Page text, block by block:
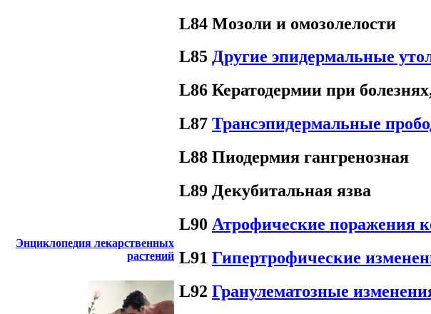
Энциклопедия лекарственных
растений
L84 Мозоли и омозолелости
L85 Другие эпидермальные
L86 Кератодермии при
L87 Трансэпидермальные
L88 Пиодермия гангренозная
L89 Декубитальная язва
L90 Атрофические поражения
L91 Гипертрофические
L92 Гранулематозные